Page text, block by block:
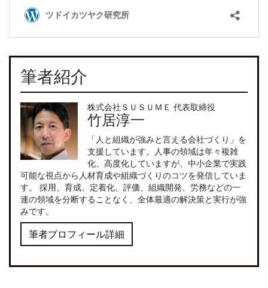
筆者紹介
株式会社ＳＵＳＵＭＥ 代表取締役
竹居淳一
「人と組織が強みと言える会社づくり」を
支援しています。人事の領域は年々複雑
化、高度化していますが、中小企業で実践
可能な視点から人材育成や組織づくりのコツを発信していま
す。 採用、育成、定着化、評価、組織開発、労務などの一
連の領域を分断することなく、全体最適の解決策と実行が強
みです。
筆者プロフィール詳細